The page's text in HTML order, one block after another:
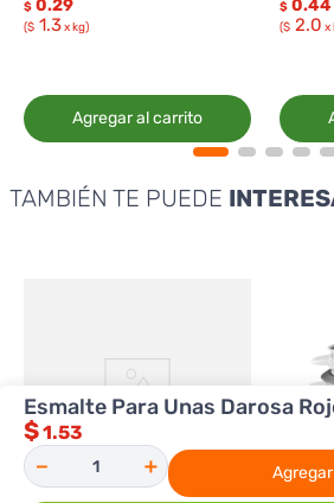
$ 0.29
($ 1.3x kg)
Agregar al carrito
$ 0.44
($ 2.0 x
TAMBIÉN TE PUEDE
Esmalte Para Unas Darosa
$1.53
＋
－